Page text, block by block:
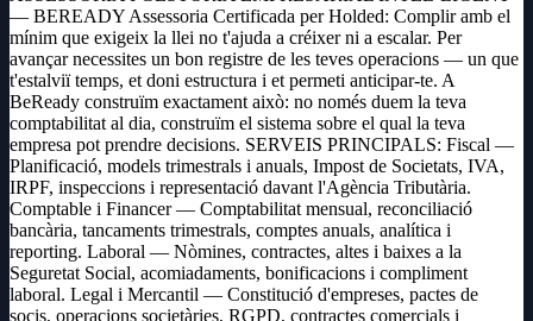
— BEREADY Assessoria Certificada per Holded: Complir amb el
mínim que exigeix la llei no t'ajuda a créixer ni a escalar. Per
avançar necessites un bon registre de les teves operacions — un que
t'estalviï temps, et doni estructura i et permeti anticipar-te. A
BeReady construïm exactament això: no només duem la teva
comptabilitat al dia, construïm el sistema sobre el qual la teva
empresa pot prendre decisions. SERVEIS PRINCIPALS: Fiscal —
Planificació, models trimestrals i anuals, Impost de Societats, IVA,
IRPF, inspeccions i representació davant l'Agència Tributària.
Comptable i Financer — Comptabilitat mensual, reconciliació
bancària, tancaments trimestrals, comptes anuals, analítica i
reporting. Laboral — Nòmines, contractes, altes i baixes a la
Seguretat Social, acomiadaments, bonificacions i compliment
laboral. Legal i Mercantil — Constitució d'empreses, pactes de
socis, operacions societàries, RGPD, contractes comercials i